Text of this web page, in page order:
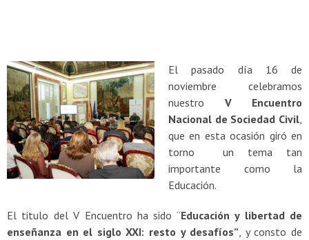
El pasado día 16 de
noviembre celebramos
nuestro V Encuentro
Nacional de Sociedad Civil
que en esta ocasión giró en
torno un tema tan
importante como la
Educación.
El titulo del V Encuentro ha sido “Educación y libertad de
enseñanza en el siglo XXI: resto y desafíos” , y consto de